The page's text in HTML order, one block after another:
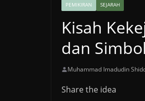
PEMIKIRAN SEJARAH
Kisah
dan
Muhammad Imadudin
Share the idea